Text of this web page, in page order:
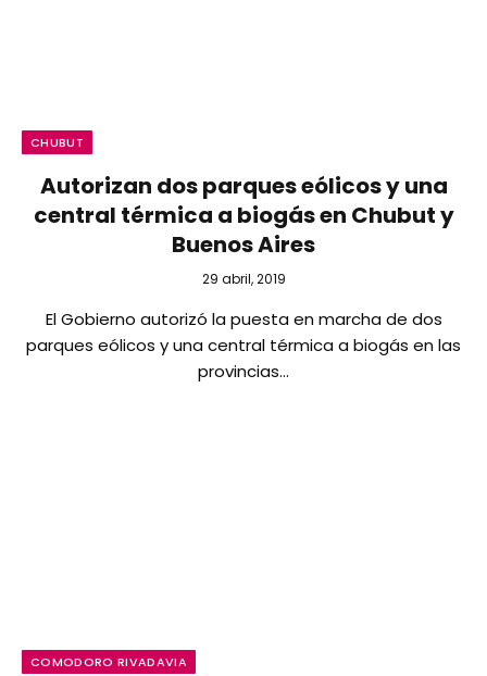
CHUBUT
Autorizan dos parques eólicos y una
central térmica a biogás en Chubut y
Buenos Aires
29 abril, 2019
El Gobierno autorizó la puesta en marcha de dos
parques eólicos y una central térmica a biogás en las
provincias…
COMODORO RIVADAVIA